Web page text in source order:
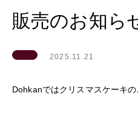
販売のお知ら
2025.11.21
Dohkanではクリスマスケーキの